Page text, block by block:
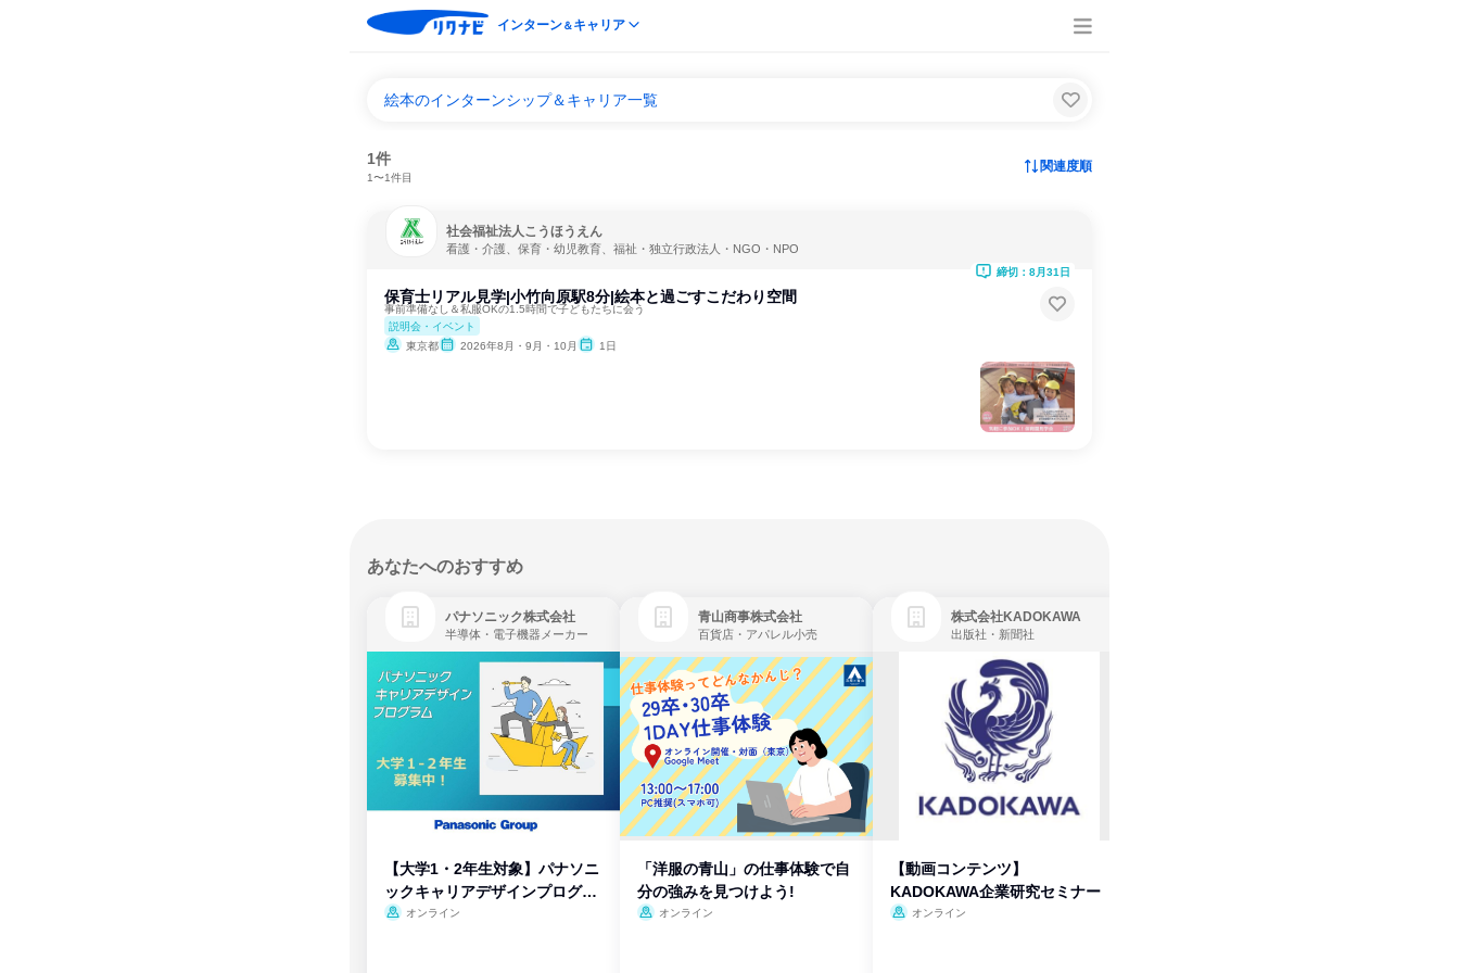
インターン＆キャリア
絵本のインターンシップ＆キャリア一覧
1件
1〜1件目
関連度順
社会福祉法人こうほうえん
看護・介護、保育・幼児教育、福祉・独立行政法人・NGO・NPO
保育士リアル見学|小竹向原駅8分|絵本と過ごすこだわり空間
事前準備なし＆私服OKの1.5時間で子どもたちに会う
説明会・イベント
東京都
2026年8月・9月・10月 1日
締切：8月31日
あなたへのおすすめ
パナソニック株式会社
半導体・電子機器メーカー
【大学1・2年生対象】パナソニ
ックキャリアデザインプログラ
ム
オンライン
青山商事株式会社
百貨店・アパレル小売
「洋服の青山」の仕事体験で自
分の強みを見つけよう!
オンライン
株式会社KADOKAWA
出版社・新聞社
【動画コンテンツ】
KADOKAWA企業研究セミナー
オンライン